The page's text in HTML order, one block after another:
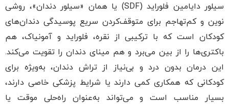
سیلور دایامین فلوراید (SDF) یا همان «سیلور دندان»، روشی
نوین و کم‌تهاجم برای متوقف‌کردن سریع پوسیدگی دندان‌های
کودکان است که با ترکیبی از نقره، فلوراید و آمونیاک، هم
باکتری‌ها را از بین می‌برد و هم مینای دندان را تقویت می‌کند.
این درمان بدون درد و بی‌نیاز از تراش دندان، به‌ویژه برای
کودکانی که همکاری کمی دارند یا شرایط پزشکی خاصی دارند،
بسیار مناسب است و می‌تواند به‌عنوان راه‌حلی موقت یا